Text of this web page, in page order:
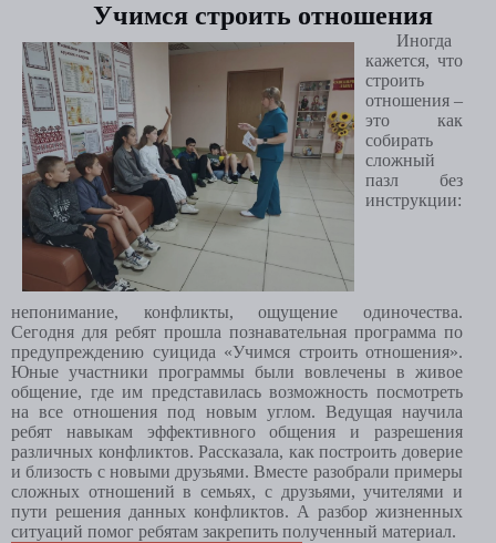
Учимся строить отношения
Иногда
кажется, что
строить
отношения –
это как
собирать
сложный
пазл без
инструкции:
непонимание, конфликты, ощущение одиночества.
Сегодня для ребят прошла познавательная программа по
предупреждению суицида «Учимся строить отношения».
Юные участники программы были вовлечены в живое
общение, где им представилась возможность посмотреть
на все отношения под новым углом. Ведущая научила
ребят навыкам эффективного общения и разрешения
различных конфликтов. Рассказала, как построить доверие
и близость с новыми друзьями. Вместе разобрали примеры
сложных отношений в семьях, с друзьями, учителями и
пути решения данных конфликтов. А разбор жизненных
ситуаций помог ребятам закрепить полученный материал.